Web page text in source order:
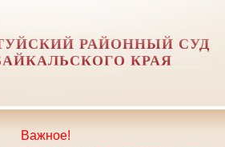
РАЙОННЫЙ СУД
КРАЯ
Важное!